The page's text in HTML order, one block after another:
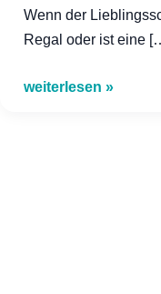
Wenn der
Regal oder ist eine
Einbauschrank
weiterlesen »